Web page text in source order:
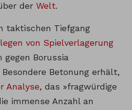
der Welt.
taktischen Tiefgang
von Spielverlagerung
gegen Borussia
Betonung erhält,
Analyse, das »fragwürdige
immense Anzahl an